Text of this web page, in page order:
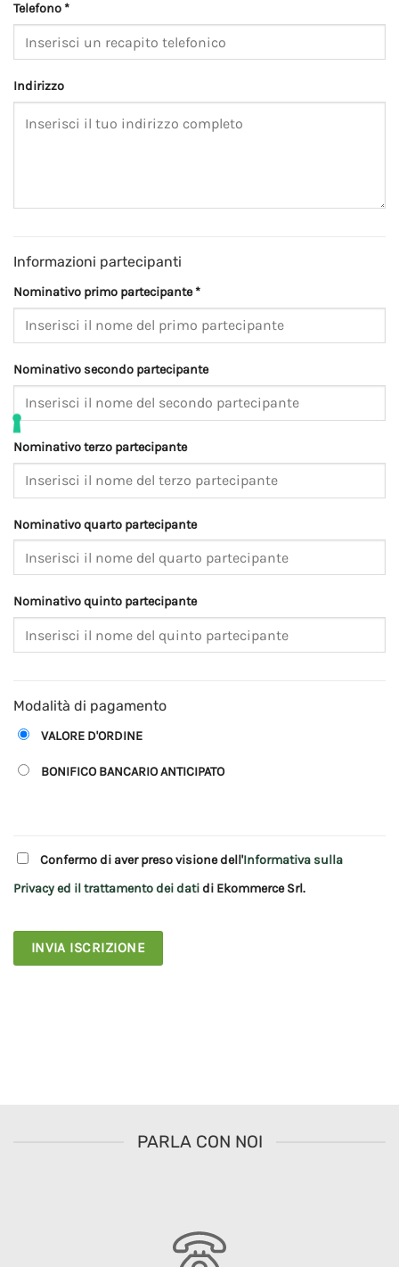
Telefono *
Indirizzo
Informazioni partecipanti
Nominativo primo partecipante *
Nominativo secondo partecipante
Nominativo terzo partecipante
Nominativo quarto partecipante
Nominativo quinto partecipante
Modalità di pagamento
VALORE D'ORDINE
BONIFICO BANCARIO ANTICIPATO
Confermo di aver preso visione dell'Informativa sulla
Privacy ed il trattamento dei datidi Ekommerce Srl.
PARLA CON NOI